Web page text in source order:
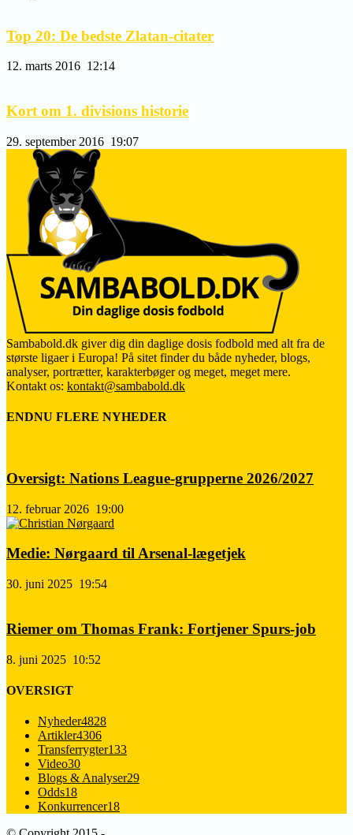
Top 20: De bedste Zlatan-citater
12. marts 2016 12:14
Kort om 1. divisions historie
29. september 2016 19:07
Sambabold.dk giver dig din daglige dosis fodbold med alt fra de
største ligaer i Europa! På sitet finder du både nyheder, blogs,
analyser, portrætter, karakterbøger og meget, meget mere.
Kontakt os: kontakt@sambabold.dk
ENDNU FLERE NYHEDER
Oversigt: Nations League-grupperne 2026/2027
12. februar 2026 19:00
Medie: Nørgaard til Arsenal-lægetjek
30. juni 2025 19:54
Riemer om Thomas Frank: Fortjener Spurs-job
8. juni 2025 10:52
OVERSIGT
Nyheder4828
Artikler4306
Transferrygter133
Video30
Blogs & Analyser29
Odds18
Konkurrencer18